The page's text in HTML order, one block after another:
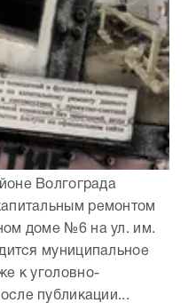
Волгограда
ремонтом
доме №6 на ул. им.
муниципальное
к уголовно-
публикации...